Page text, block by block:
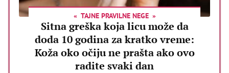
TAJNE PRAVILNE NEGE
Sitna greška koja licu može da
doda 10 godina za kratko vreme:
Koža oko očiju ne prašta ako ovo
radite svaki dan